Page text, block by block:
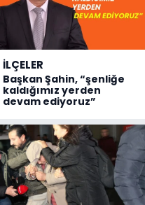
İLÇELER
Başkan Şahin, “şenliğe
kaldığımız yerden
devam ediyoruz”